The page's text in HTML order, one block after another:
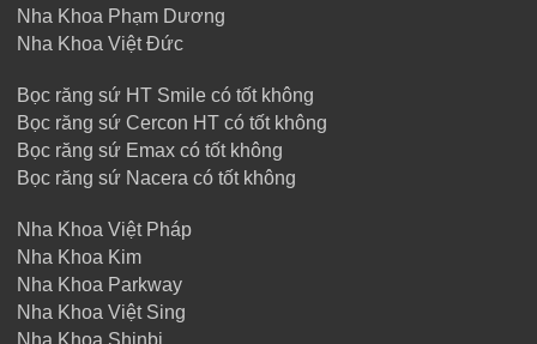
Nha Khoa Phạm Dương
Nha Khoa Việt Đức
Bọc răng sứ HT Smile có tốt không
Bọc răng sứ Cercon HT có tốt không
Bọc răng sứ Emax có tốt không
Bọc răng sứ Nacera có tốt không
Nha Khoa Việt Pháp
Nha Khoa Kim
Nha Khoa Parkway
Nha Khoa Việt Sing
Nha Khoa Shinbi